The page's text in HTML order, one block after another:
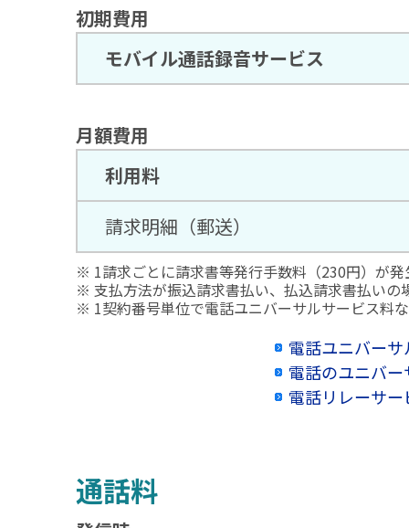
初期費用
モバイル通話録音サービス
月額費用
利用料
請求明細（郵送）
※ 1請求ごとに請求書等発行手数料（230円）が発
※ 支払方法が振込請求書払い、払込請求書払い
※ 1契約番号単位で電話ユニバーサルサービス料
電話ユニバー
電話のユニバ
電話リレーサ
通話料